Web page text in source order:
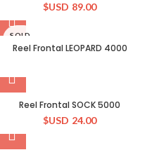
$USD 89.00
SOLD
OUT
Reel Frontal LEOPARD 4000
Reel Frontal SOCK 5000
$USD 24.00